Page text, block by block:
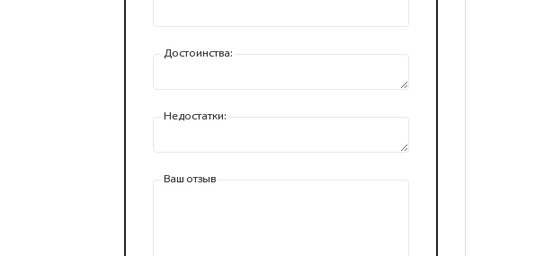
Достоинства:
Недостатки:
Ваш отзыв